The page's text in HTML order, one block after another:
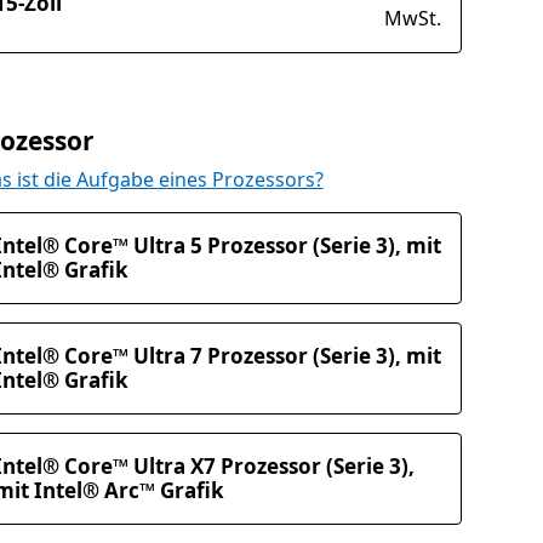
MwSt.
ist die Aufgabe eines Prozessors?
Core™ Ultra 5 Prozessor (Serie 3), mit
Grafik
Core™ Ultra 7 Prozessor (Serie 3), mit
Grafik
Core™ Ultra X7 Prozessor (Serie 3),
Intel® Arc™ Grafik